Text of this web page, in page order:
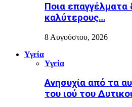
Ποια επαγγέλματα
καλύτερους…
8 Αυγούστου, 2026
Υγεία
Υγεία
Ανησυχία από τα
του ιού του